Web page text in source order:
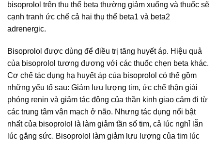
bisoprolol trên thụ thể beta thường giảm xuống và thuốc sẽ
cạnh tranh ức chế cả hai thụ thể beta1 và beta2
adrenergic.
Bisoprolol được dùng để điều trị tăng huyết áp. Hiệu quả
của bisoprolol tương đương với các thuốc chẹn beta khác.
Cơ chế tác dụng hạ huyết áp của bisoprolol có thể gồm
những yếu tố sau: Giảm lưu lượng tim, ức chế thận giải
phóng renin và giảm tác động của thần kinh giao cảm đi từ
các trung tâm vận mạch ở não. Nhưng tác dụng nổi bật
nhất của bisoprolol là làm giảm tần số tim, cả lúc nghỉ lẫn
lúc gắng sức. Bisoprolol làm giảm lưu lượng của tim lúc